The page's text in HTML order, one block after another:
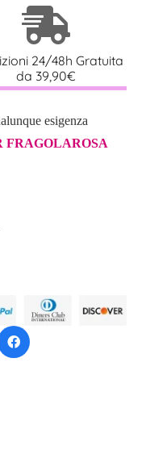
24/48h Gratuita
da 39,90€
esigenza